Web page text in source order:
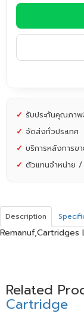
✓ รับประกันคุณภาพ
✓ จัดส่งทั่วประเทศ
✓ บริการหลังการข
✓ ตัวแทนจำหน่าย /
Description
Remanuf,Cartridges
Related
Cartridge